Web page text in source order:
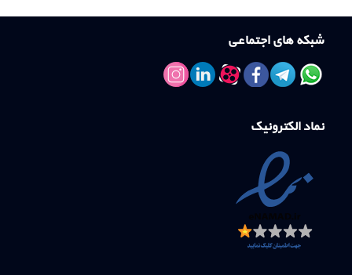
شبکه های اجتماعی
نماد الکترونیک